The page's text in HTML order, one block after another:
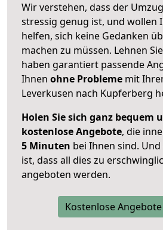
Wir verstehen, dass der
stressig genug ist, und wollen
helfen, sich keine Gedanken
machen zu müssen. Lehnen
haben garantiert passende
Ihnen ohne Probleme mit
Leverkusen nach Kupferberg
Holen Sie sich ganz bequem
kostenlose Angebote, die
5 Minuten bei Ihnen sind.
ist, dass all dies zu
angeboten werden.
Kostenlose